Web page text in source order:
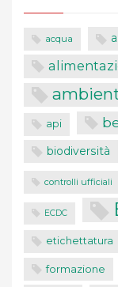
acqua
api
biodiversità
controlli ufficiali
ECDC
etichettatura
formazione